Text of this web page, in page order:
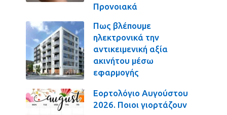
Προνοιακά
Πως βλέπουμε
ηλεκτρονικά την
αντικειμενική αξία
ακινήτου μέσω
εφαρμογής
Εορτολόγιο Αυγούστου
2026. Ποιοι γιορτάζουν